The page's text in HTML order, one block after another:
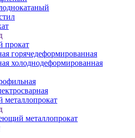
прокат
горячедеформированная
холоднодеформированная
металлопрокат